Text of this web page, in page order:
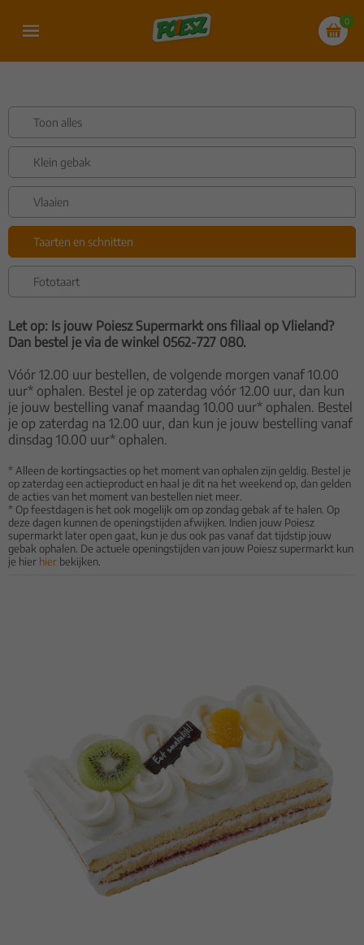
0
Toon alles
Klein gebak
Vlaaien
Taarten en schnitten
Fototaart
Let op: Is jouw Poiesz Supermarkt ons filiaal op Vlieland?
Dan bestel je via de winkel 0562-727 080.
Vóór 12.00 uur bestellen, de volgende morgen vanaf 10.00
uur* ophalen. Bestel je op zaterdag vóór 12.00 uur, dan kun
je jouw bestelling vanaf maandag 10.00 uur* ophalen. Bestel
je op zaterdag na 12.00 uur, dan kun je jouw bestelling vanaf
dinsdag 10.00 uur* ophalen.
* Alleen de kortingsacties op het moment van ophalen zijn geldig. Bestel je
op zaterdag een actieproduct en haal je dit na het weekend op, dan gelden
de acties van het moment van bestellen niet meer.
* Op feestdagen is het ook mogelijk om op zondag gebak af te halen. Op
deze dagen kunnen de openingstijden afwijken. Indien jouw Poiesz
supermarkt later open gaat, kun je dus ook pas vanaf dat tijdstip jouw
gebak ophalen. De actuele openingstijden van jouw Poiesz supermarkt kun
je hier hier bekijken.